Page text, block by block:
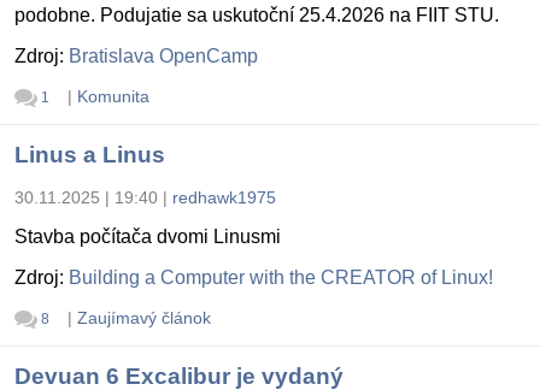
podobne. Podujatie sa uskutoční 25.4.2026 na FIIT STU.
Zdroj: Bratislava OpenCamp
1 | Komunita
Linus a Linus
30.11.2025 | 19:40 | redhawk1975
Stavba počítača dvomi Linusmi
Zdroj: Building a Computer with the CREATOR of Linux!
8 | Zaujímavý článok
Devuan 6 Excalibur je vydaný